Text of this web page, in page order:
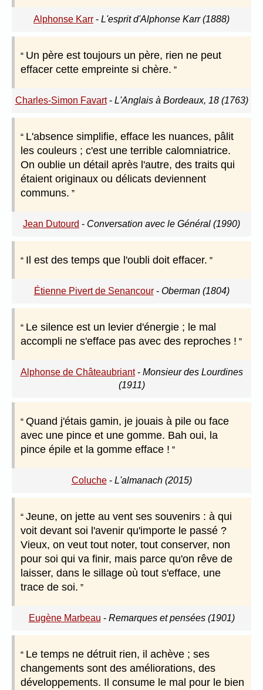
Alphonse Karr - L'esprit d'Alphonse Karr (1888)
Un père est toujours un père, rien ne peut
effacer cette empreinte si chère.
Charles-Simon Favart- L'Anglais à Bordeaux, 18 (1763)
L'absence simplifie, efface les nuances, pâlit
les couleurs ; c'est une terrible calomniatrice.
On oublie un détail après l'autre, des traits qui
étaient originaux ou délicats deviennent
communs.
Jean Dutourd - Conversation avec le Général (1990)
Il est des temps que l'oubli doit effacer.
Étienne Pivert de Senancour- Oberman (1804)
Le silence est un levier d'énergie ; le mal
accompli ne s'efface pas avec des reproches !
Alphonse de Châteaubriant- Monsieur des Lourdines
(1911)
Quand j'étais gamin, je jouais à pile ou face
avec une pince et une gomme. Bah oui, la
pince épile et la gomme efface !
Coluche- L'almanach (2015)
Jeune, on jette au vent ses souvenirs : à qui
voit devant soi l'avenir qu'importe le passé ?
Vieux, on veut tout noter, tout conserver, non
pour soi qui va finir, mais parce qu'on rêve de
laisser, dans le sillage où tout s'efface, une
trace de soi.
Eugène Marbeau - Remarques et pensées (1901)
Le temps ne détruit rien, il achève ; ses
changements sont des améliorations, des
développements. Il consume le mal pour le bien